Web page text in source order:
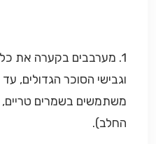
1. מערבבים בקערה את
וגבישי הסוכר הגדולים,
משתמשים בשמרים
החלב).